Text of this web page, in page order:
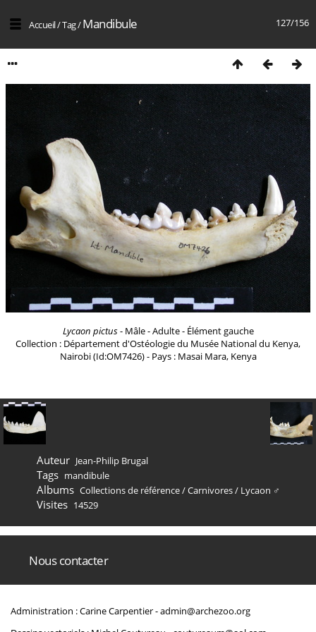
127/156
Accueil/Tag/Mandibule
Lycaon pictus- Mâle - Adulte - Élément gauche
Collection : Département d'Ostéologie du Musée National du Kenya,
Nairobi (Id:OM7426) - Pays : Masai Mara, Kenya
Auteur Jean-Philip Brugal
Tags mandibule
Albums Collections de référence/Carnivores/ Lycaon ♂
Visites 14529
Nous contacter
Administration : Carine Carpentier -admin@archezoo.org